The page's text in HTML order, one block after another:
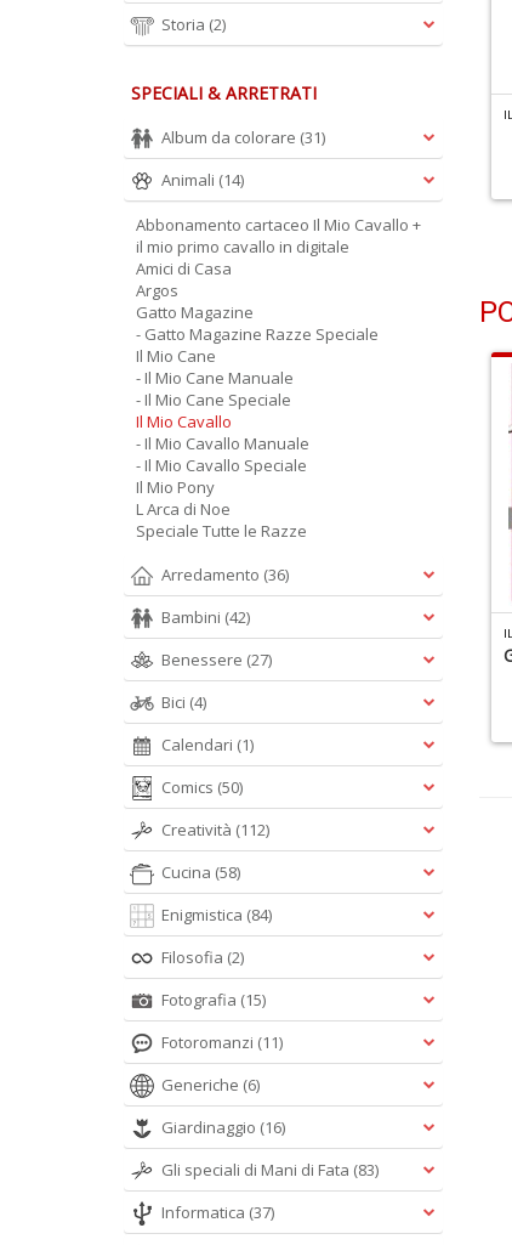
Il Re Del Nord
Digitale
2.90 €
Purosangue Arabo
5.90 €
Digitale
2.90 €
CAVALLO SPECIALE N.1
Primo Cavallo
Digitale
4.90 €
Educazione Del Cane
9.90 €
Digitale
4.90 €
Storia (2)
SPECIALI & ARRETRATI
Album da colorare (31)
Animali (14)
Abbonamento cartaceo Il Mio Cavallo +
il mio primo cavallo in digitale
Amici di Casa
Argos
Gatto Magazine
- Gatto Magazine Razze Speciale
Il Mio Cane
- Il Mio Cane Manuale
- Il Mio Cane Speciale
Il Mio Cavallo
- Il Mio Cavallo Manuale
- Il Mio Cavallo Speciale
Il Mio Pony
L Arca di Noe
Speciale Tutte le Razze
Arredamento (36)
Bambini (42)
Benessere (27)
Bici (4)
Calendari (1)
Comics (50)
Creatività (112)
Cucina (58)
Enigmistica (84)
Filosofia (2)
Fotografia (15)
Fotoromanzi (11)
Generiche (6)
Giardinaggio (16)
Gli speciali di Mani di Fata (83)
Informatica (37)